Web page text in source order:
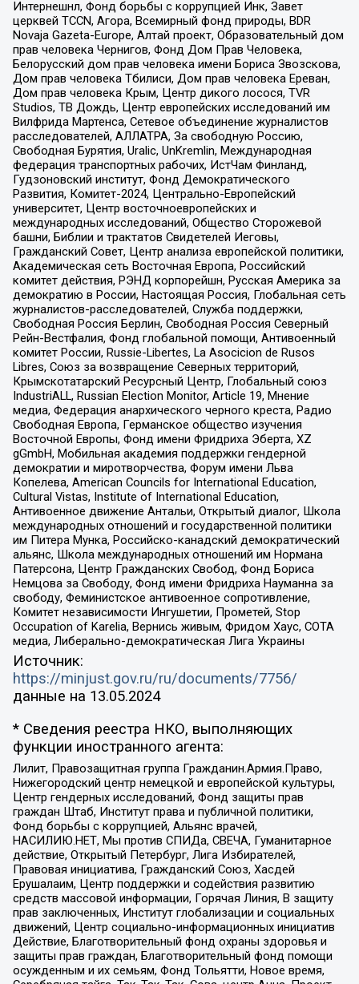
Интернешнл, Фонд борьбы с коррупцией Инк, Завет
церквей TCCN, Агора, Всемирный фонд природы, BDR
Novaja Gazeta-Europe, Алтай проект, Образовательный дом
прав человека Чернигов, Фонд Дом Прав Человека,
Белорусский дом прав человека имени Бориса Звозскова,
Дом прав человека Тбилиси, Дом прав человека Ереван,
Дом прав человека Крым, Центр дикого лосося, TVR
Studios, ТВ Дождь, Центр европейских исследований им
Вилфрида Мартенса, Сетевое объединение журналистов
расследователей, АЛЛАТРА, За свободную Россию,
Свободная Бурятия, Uralic, UnKremlin, Международная
федерация транспортных рабочих, ИстЧам Финланд,
Гудзоновский институт, Фонд Демократического
Развития, Комитет-2024, Центрально-Европейский
университет, Центр восточноевропейских и
международных исследований, Общество Сторожевой
башни, Библии и трактатов Свидетелей Иеговы,
Гражданский Совет, Центр анализа европейской политики,
Академическая сеть Восточная Европа, Российский
комитет действия, РЭНД корпорейшн, Русская Америка за
демократию в России, Настоящая Россия, Глобальная сеть
журналистов-расследователей, Служба поддержки,
Свободная Россия Берлин, Свободная Россия Северный
Рейн-Вестфалия, Фонд глобальной помощи, Антивоенный
комитет России, Russie-Libertes, La Asocicion de Rusos
Libres, Союз за возвращение Северных территорий,
Крымскотатарский Ресурсный Центр, Глобальный союз
IndustriALL, Russian Election Monitor, Article 19, Мнение
медиа, Федерация анархического черного креста, Радио
Свободная Европа, Германское общество изучения
Восточной Европы, Фонд имени Фридриха Эберта, XZ
gGmbH, Мобильная академия поддержки гендерной
демократии и миротворчества, Форум имени Льва
Копелева, American Councils for International Education,
Cultural Vistas, Institute of International Education,
Антивоенное движение Антальи, Открытый диалог, Школа
международных отношений и государственной политики
им Питера Мунка, Российско-канадский демократический
альянс, Школа международных отношений им Нормана
Патерсона, Центр Гражданских Свобод, Фонд Бориса
Немцова за Свободу, Фонд имени Фридриха Науманна за
свободу, Феминистское антивоенное сопротивление,
Комитет независимости Ингушетии, Прометей, Stop
Occupation of Karelia, Вернись живым, Фридом Хаус, СОТА
медиа, Либерально-демократическая Лига Украины
Источник:
https://minjust.gov.ru/ru/documents/7756/
данные на 13.05.2024
* Сведения реестра НКО, выполняющих
функции иностранного агента:
Лилит, Правозащитная группа Гражданин.Армия.Право,
Нижегородский центр немецкой и европейской культуры,
Центр гендерных исследований, Фонд защиты прав
граждан Штаб, Институт права и публичной политики,
Фонд борьбы с коррупцией, Альянс врачей,
НАСИЛИЮ.НЕТ, Мы против СПИДа, СВЕЧА, Гуманитарное
действие, Открытый Петербург, Лига Избирателей,
Правовая инициатива, Гражданский Союз, Хасдей
Ерушалаим, Центр поддержки и содействия развитию
средств массовой информации, Горячая Линия, В защиту
прав заключенных, Институт глобализации и социальных
движений, Центр социально-информационных инициатив
Действие, Благотворительный фонд охраны здоровья и
защиты прав граждан, Благотворительный фонд помощи
осужденным и их семьям, Фонд Тольятти, Новое время,